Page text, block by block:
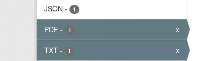
JSON - 1
PDF - 1 x
TXT - 1 x